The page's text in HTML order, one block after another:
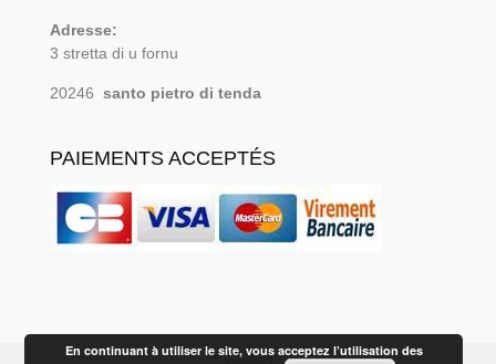
Adresse:
3 stretta di u fornu
20246 santo pietro di tenda
PAIEMENTS ACCEPTÉS
En continuant à utiliser le site, vous acceptez l’utilisation des